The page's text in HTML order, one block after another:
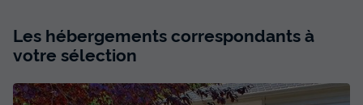
Les hébergements correspondants à
votre sélection